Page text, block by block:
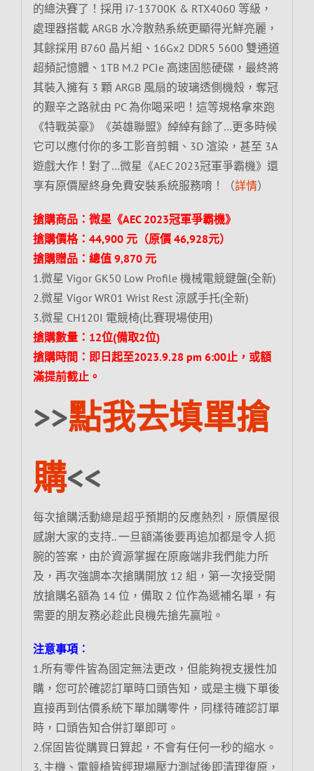
的總決賽了！採用 i7-13700K & RTX4060 等級，
處理器搭載 ARGB 水冷散熱系統更顯得光鮮亮麗，
其餘採用 B760 晶片組、16Gx2 DDR5 5600 雙通道
超頻記憶體、1TB M.2 PCIe 高速固態硬碟，最終將
其裝入擁有 3 顆 ARGB 風扇的玻璃透側機殼，奪冠
的艱辛之路就由 PC 為你喝采吧！這等規格拿來跑
《特戰英豪》《英雄聯盟》綽綽有餘了…更多時候
它可以應付你的多工影音剪輯、3D 渲染，甚至 3A
遊戲大作！對了…微星《AEC 2023冠軍爭霸機》還
享有原價屋終身免費安裝系統服務唷！（詳情）
搶購商品：微星《AEC 2023冠軍爭霸機》
搶購價格：44,900 元（原價 46,928元）
搶購贈品：總值 9,870 元
1.微星 Vigor GK50 Low Profile 機械電競鍵盤(全新)
2.微星 Vigor WR01 Wrist Rest 涼感手托(全新)
3.微星 CH120I 電競椅(比賽現場使用)
搶購數量：12位(備取2位)
搶購時間：即日起至2023.9.28 pm 6:00止，或額
滿提前截止。
>>點我去填單搶
購<<
每次搶購活動總是超乎預期的反應熱烈，原價屋很
感謝大家的支持.. 一旦額滿後要再追加都是令人扼
腕的答案，由於資源掌握在原廠端非我們能力所
及，再次強調本次搶購開放 12 組，第一次接受開
放搶購名額為 14 位，備取 2 位作為遞補名單，有
需要的朋友務必趁此良機先搶先贏啦。
注意事項︰
1.所有零件皆為固定無法更改，但能夠視支援性加
購，您可於確認訂單時口頭告知，或是主機下單後
直接再到估價系統下單加購零件，同樣待確認訂單
時，口頭告知合併訂單即可。
2.保固皆從購買日算起，不會有任何一秒的縮水。
3. 主機、電競椅皆經現場壓力測試後即清理復原，